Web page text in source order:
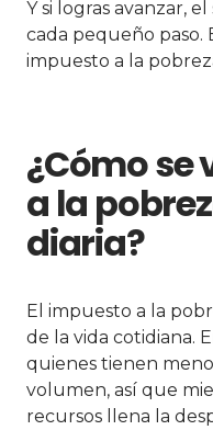
Y si logras avanzar,
cada pequeño paso.
impuesto a la
¿Cómo se
a la
diaria?
El impuesto a la
de la vida cotidiana.
quienes tienen
volumen, así que
recursos llena la